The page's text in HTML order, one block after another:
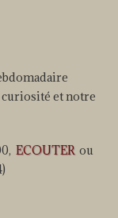
et notre
ECOUTER ou